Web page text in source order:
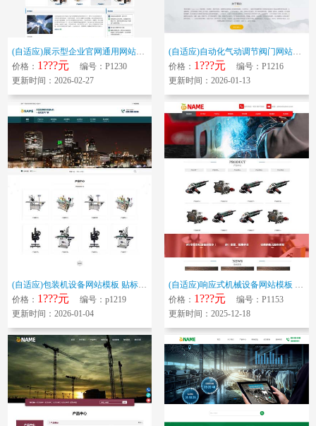
(自适应)展示型企业官网通用网站模板 五金零件螺丝螺母网站源码下载
价格： 1???元 编号：P1230
更新时间：2026-02-27
(自适应)自动化气动调节阀门网站模板 机器零件五金配件网站源码下载
价格： 1???元 编号：P1216
更新时间：2026-01-13
(自适应)包装机设备网站模板 贴标机网站源码下载
价格： 1???元 编号：p1219
更新时间：2026-01-04
(自适应)响应式机械设备网站模板 工业产品网站源码下载
价格： 1???元 编号：P1153
更新时间：2025-12-18